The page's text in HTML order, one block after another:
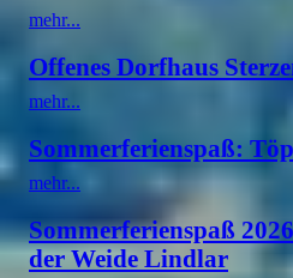
mehr...
Offenes Dorfhaus
mehr...
Sommerferienspaß:
mehr...
Sommerferienspaß
der Weide Lindlar